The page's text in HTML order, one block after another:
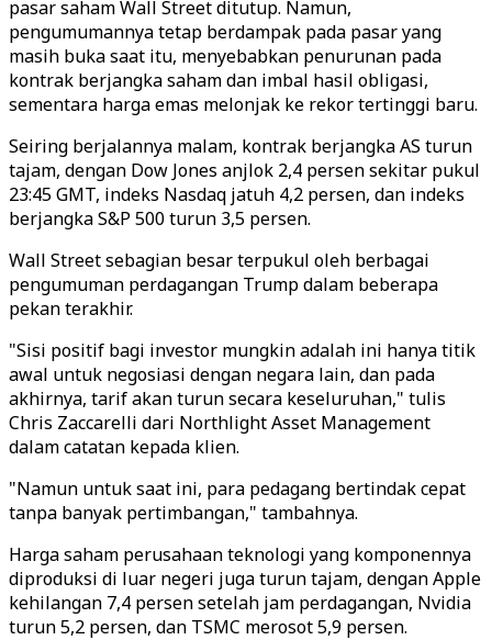
pasar saham Wall Street ditutup. Namun,
pengumumannya tetap berdampak pada pasar yang
masih buka saat itu, menyebabkan penurunan pada
kontrak berjangka saham dan imbal hasil obligasi,
sementara harga emas melonjak ke rekor tertinggi baru.
Seiring berjalannya malam, kontrak berjangka AS turun
tajam, dengan Dow Jones anjlok 2,4 persen sekitar pukul
23:45 GMT, indeks Nasdaq jatuh 4,2 persen, dan indeks
berjangka S&P 500 turun 3,5 persen.
Wall Street sebagian besar terpukul oleh berbagai
pengumuman perdagangan Trump dalam beberapa
pekan terakhir.
"Sisi positif bagi investor mungkin adalah ini hanya titik
awal untuk negosiasi dengan negara lain, dan pada
akhirnya, tarif akan turun secara keseluruhan," tulis
Chris Zaccarelli dari Northlight Asset Management
dalam catatan kepada klien.
"Namun untuk saat ini, para pedagang bertindak cepat
tanpa banyak pertimbangan," tambahnya.
Harga saham perusahaan teknologi yang komponennya
diproduksi di luar negeri juga turun tajam, dengan Apple
kehilangan 7,4 persen setelah jam perdagangan, Nvidia
turun 5,2 persen, dan TSMC merosot 5,9 persen.